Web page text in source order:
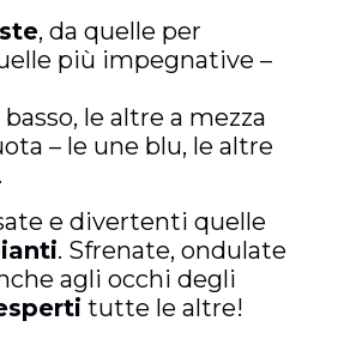
, da quelle per
più impegnative –
le altre a mezza
– le une blu, le altre
e divertenti quelle
. Sfrenate, ondulate
agli occhi degli
tutte le altre!